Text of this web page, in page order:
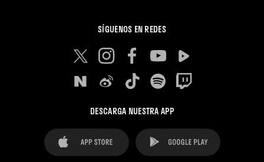
SÍGUENOS EN REDES
DESCARGA NUESTRA APP